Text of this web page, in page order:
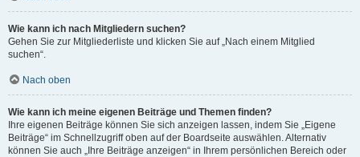
Wie kann ich nach Mitgliedern suchen?
Gehen Sie zur Mitgliederliste und klicken Sie auf „Nach einem Mitglied
suchen“.
Nach oben
Wie kann ich meine eigenen Beiträge und Themen finden?
Ihre eigenen Beiträge können Sie sich anzeigen lassen, indem Sie „Eigene
Beiträge“ im Schnellzugriff oben auf der Boardseite auswählen. Alternativ
können Sie auch „Ihre Beiträge anzeigen“ in Ihrem persönlichen Bereich oder